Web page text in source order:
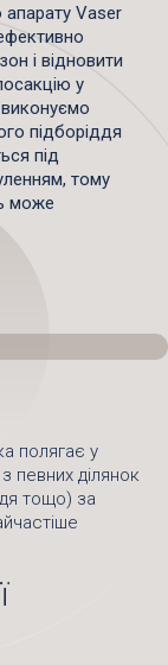
апарату Vaser
і відновити
у
виконуємо
підборіддя
під
тому
може
полягає у
певних ділянок
тощо) за